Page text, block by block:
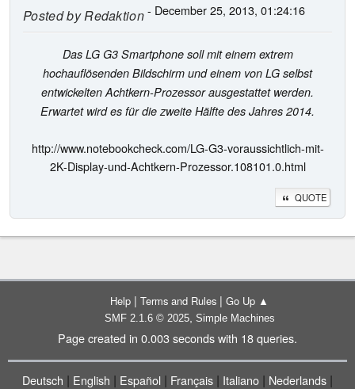
Posted byRedaktion- December 25, 2013, 01:24:16
Das LG G3 Smartphone soll mit einem extrem
hochauflösenden Bildschirm und einem von LG selbst
entwickelten Achtkern-Prozessor ausgestattet werden.
Erwartet wird es für die zweite Hälfte des Jahres 2014.
http://www.notebookcheck.com/LG-G3-voraussichtlich-mit-
2K-Display-und-Achtkern-Prozessor.108101.0.html
QUOTE
Help | Terms and Rules | Go Up ▲
SMF 2.1.6 © 2025, Simple Machines
Page created in 0.003 seconds with 18 queries.
Deutsch | English | Español | Français | Italiano | Nederlands |